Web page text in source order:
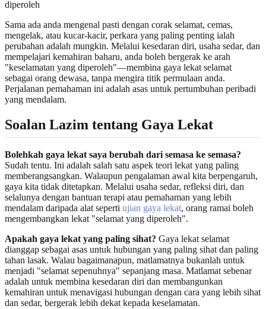
Sama ada anda mengenal pasti dengan corak selamat, cemas,
mengelak, atau kucar-kacir, perkara yang paling penting ialah
perubahan adalah mungkin. Melalui kesedaran diri, usaha sedar, dan
mempelajari kemahiran baharu, anda boleh bergerak ke arah
"keselamatan yang diperoleh"—membina gaya lekat selamat
sebagai orang dewasa, tanpa mengira titik permulaan anda.
Perjalanan pemahaman ini adalah asas untuk pertumbuhan peribadi
yang mendalam.
Soalan Lazim tentang Gaya Lekat
Bolehkah gaya lekat saya berubah dari semasa ke semasa?
Sudah tentu. Ini adalah salah satu aspek teori lekat yang paling
memberangsangkan. Walaupun pengalaman awal kita berpengaruh,
gaya kita tidak ditetapkan. Melalui usaha sedar, refleksi diri, dan
selalunya dengan bantuan terapi atau pemahaman yang lebih
mendalam daripada alat seperti ujian gaya lekat, orang ramai boleh
mengembangkan lekat "selamat yang diperoleh".
Apakah gaya lekat yang paling sihat? Gaya lekat selamat
dianggap sebagai asas untuk hubungan yang paling sihat dan paling
tahan lasak. Walau bagaimanapun, matlamatnya bukanlah untuk
menjadi "selamat sepenuhnya" sepanjang masa. Matlamat sebenar
adalah untuk membina kesedaran diri dan membangunkan
kemahiran untuk menavigasi hubungan dengan cara yang lebih sihat
dan sedar, bergerak lebih dekat kepada keselamatan.